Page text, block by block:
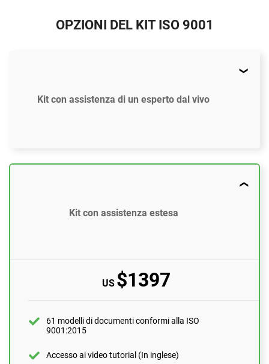
OPZIONI DEL KIT ISO 9001
Kit con assistenza di un esperto dal vivo
US$897
Assistenza via email
10 domande al mese
1 ora
compilati)
Kit con assistenza estesa
US $1397
61 modelli di documenti conformi alla ISO
9001:2015
Accesso ai video tutorial (In inglese)